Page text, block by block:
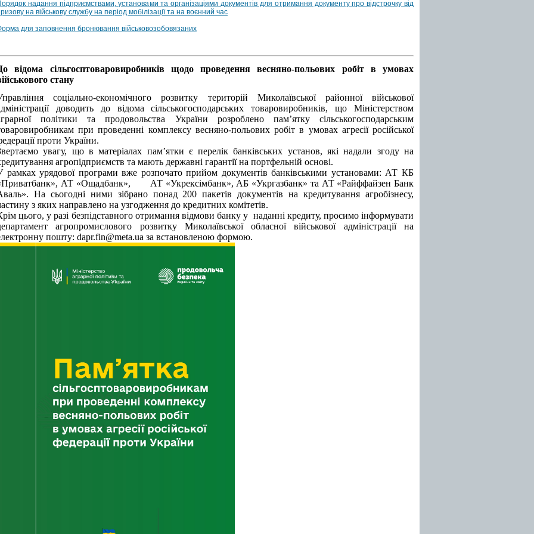
надання підприємствами, установами та організаціями документів для отримання документу про відстрочку від
на військову службу на період мобілізації та на воєнний час
для заповнення бронювання військовозобовязаних
відома сільгосптоваровиробників щодо проведення весняно-польових робіт в умовах
стану
соціально-економічного розвитку територій Миколаївської районної військової
доводить до відома сільськогосподарських товаровиробників, що Міністерством
політики та продовольства України розроблено пам’ятку сільськогосподарським
при проведенні комплексу весняно-польових робіт в умовах агресії російської
проти України.
увагу, що в матеріалах пам’ятки є перелік банківських установ, які надали згоду на
агропідприємств та мають державні гарантії на портфельній основі.
рамках урядової програми вже розпочато прийом документів банківськими установами: АТ КБ
АТ «Ощадбанк», АТ «Укрексімбанк», АБ «Укргазбанк» та АТ «Райффайзен Банк
На сьогодні ними зібрано понад 200 пакетів документів на кредитування агробізнесу,
з яких направлено на узгодження до кредитних комітетів.
цього, у разі безпідставного отримання відмови банку у наданні кредиту, просимо інформувати
агропромислового розвитку Миколаївської обласної військової адміністрації на
пошту: dapr.fin@meta.ua за встановленою формою.